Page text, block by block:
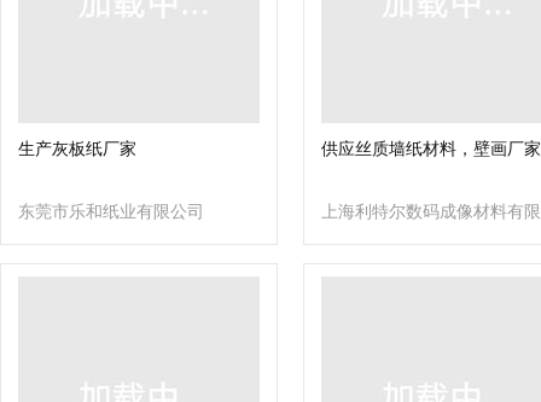
生产灰板纸厂家
东莞市乐和纸业有限公司
供应丝质墙纸材料，壁画厂家
上海利特尔数码成像材料有限
公司